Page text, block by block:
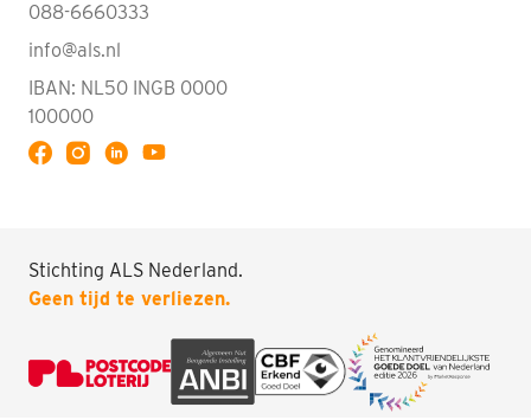
Doneren
Zoeken
088-6660333
info@als.nl
IBAN: NL50 INGB 0000
100000
Stichting ALS Nederland.
Geen tijd te verliezen.